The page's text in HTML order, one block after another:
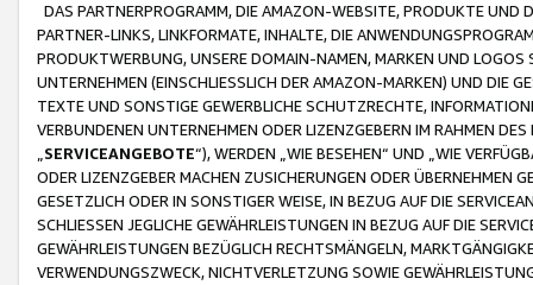
DAS PARTNERPROGRAMM, DIE AMAZON-WEBSITE, PRODUKTE UND
PARTNER-LINKS, LINKFORMATE, INHALTE, DIE
PRODUKTWERBUNG, UNSERE DOMAIN-NAMEN, MARKEN UND
UNTERNEHMEN (EINSCHLIESSLICH DER AMAZON-MARKEN) UND DIE
TEXTE UND SONSTIGE GEWERBLICHE SCHUTZRECHTE,
VERBUNDENEN UNTERNEHMEN ODER LIZENZGEBERN IM RAHMEN
SERVICEANGEBOTE“), WERDEN „WIE BESEHEN“ UND „WIE
ODER LIZENZGEBER MACHEN ZUSICHERUNGEN ODER ÜBERNEHMEN
GESETZLICH ODER IN SONSTIGER WEISE, IN BEZUG AUF DIE
SCHLIESSEN JEGLICHE GEWÄHRLEISTUNGEN IN BEZUG AUF DIE
GEWÄHRLEISTUNGEN BEZÜGLICH RECHTSMÄNGELN,
VERWENDUNGSZWECK, NICHTVERLETZUNG SOWIE